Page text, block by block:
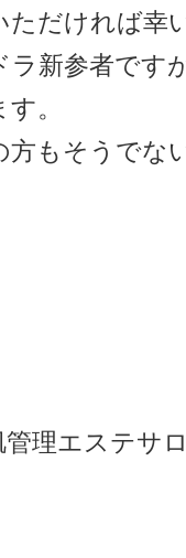
ただければ幸
ラ新参者です
。
方もそうでな
管理エステサ